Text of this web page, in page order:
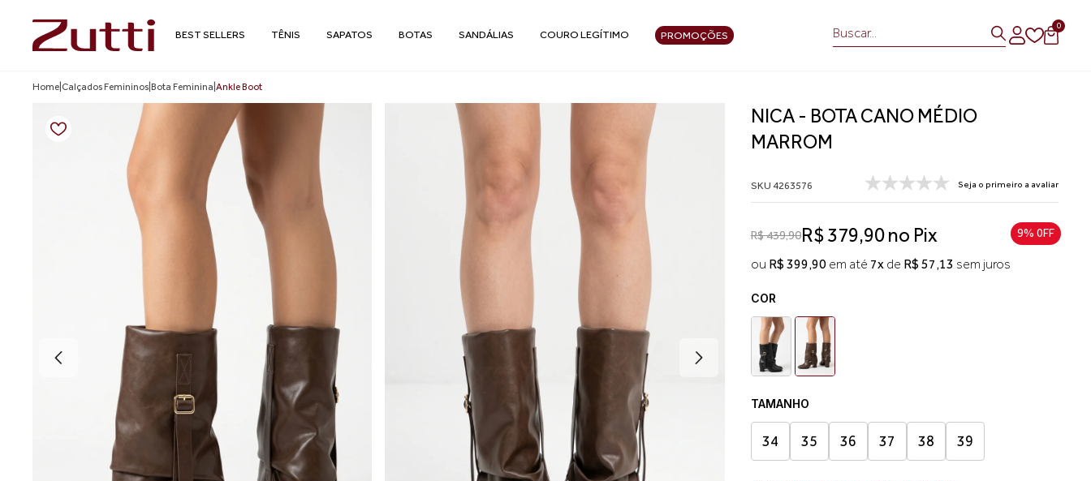
BEST SELLERS TÊNIS SAPATOS BOTAS SANDÁLIAS COURO LEGÍTIMO PROMOÇÕES
0
Home Calçados Femininos Bota Feminina Ankle Boot
NICA - BOTA CANO MÉDIO
MARROM
SKU 4263576 Seja o primeiro a avaliar
R$ 439,90R$ 379,90 no Pix
ou R$ 399,90em até 7x de R$ 57,13 sem juros
9% 0FF
COR
TAMANHO
34 35 36 37 38 39